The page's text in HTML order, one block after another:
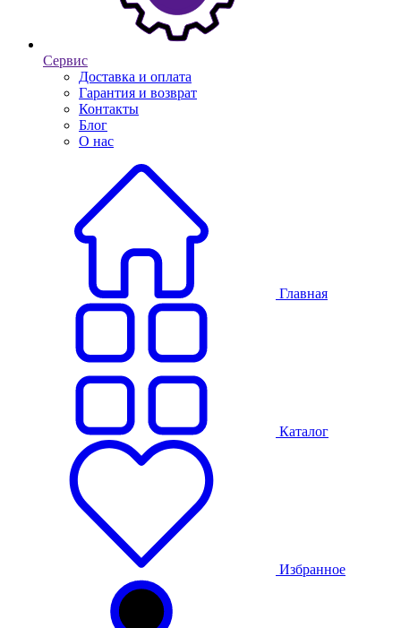
Сервис
Доставка и оплата
Гарантия и возврат
Контакты
Блог
О нас
Главная
Каталог
Избранное